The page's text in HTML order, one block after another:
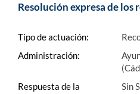
Resolución expresa de
Tipo de actuación:
Administración:
Respuesta de la
Sin